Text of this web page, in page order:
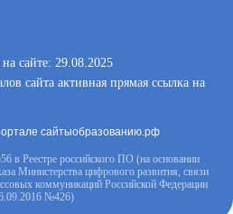
сайте: 29.08.2025
сайта активная прямая ссылка на
сайтыобразованию.рф
в Реестре российского ПО (на основании
Министерства цифрового развития, связи
коммуникаций Российской Федерации
№426)